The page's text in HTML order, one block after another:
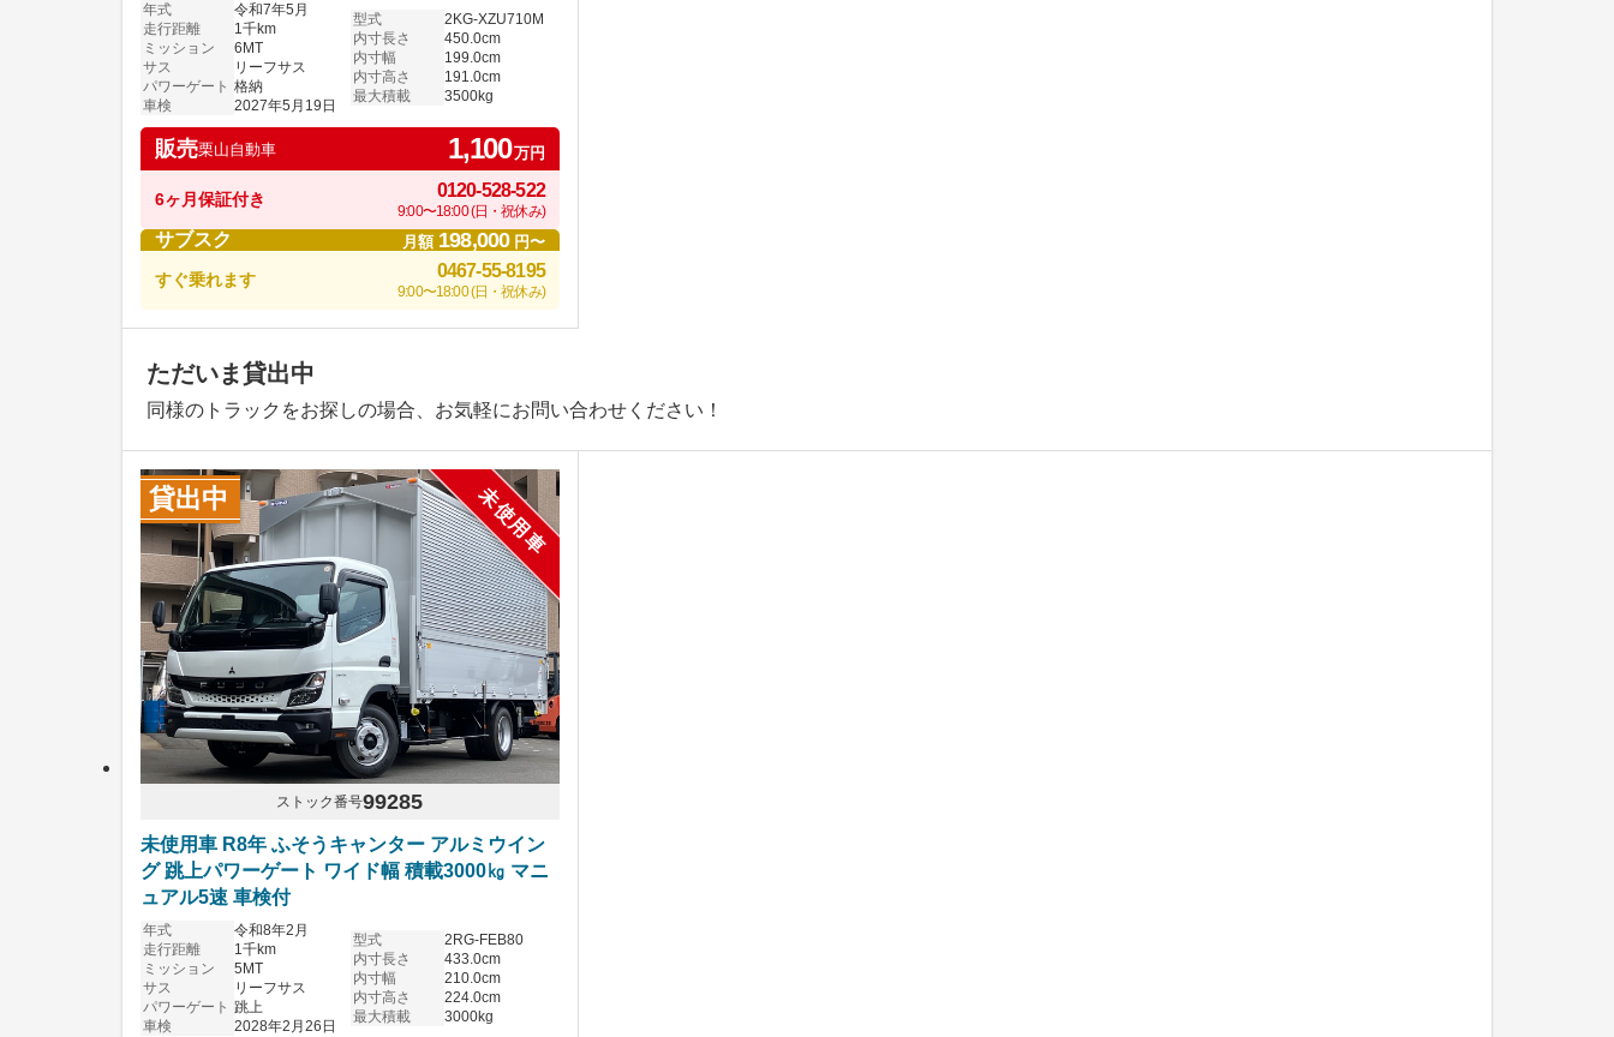
年式
令和7年5月
走行距離
1千km
ミッション
6MT
サス
リーフサス
パワーゲート 格納
車検
2027年5月19日
型式
2KG-XZU710M
内寸長さ
450.0cm
内寸幅
199.0cm
内寸高さ
191.0cm
最大積載
3500kg
販売栗山自動車 1,100万円
6ヶ月保証付き 0120-528-522
9:00〜18:00 (日・祝休み)
サブスク 月額 198,000円〜
すぐ乗れます 0467-55-8195
9:00〜18:00 (日・祝休み)
ただいま貸出中
同様のトラックをお探しの場合、お気軽にお問い合わせください！
貸出中 未使用車
ストック番号99285
未使用車 R8年 ふそうキャンター アルミウイン
グ 跳上パワーゲート ワイド幅 積載3000㎏ マニ
ュアル5速 車検付
年式
令和8年2月
走行距離
1千km
ミッション
5MT
サス
リーフサス
パワーゲート 跳上
車検
2028年2月26日
型式
2RG-FEB80
内寸長さ
433.0cm
内寸幅
210.0cm
内寸高さ
224.0cm
最大積載
3000kg